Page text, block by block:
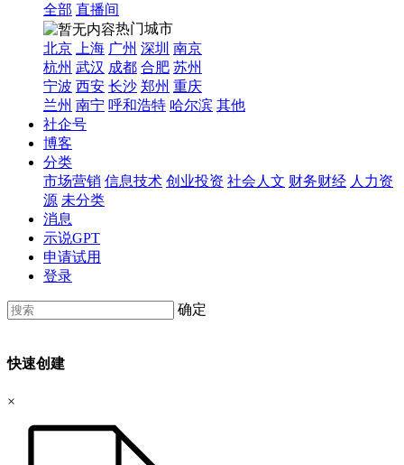
全部 直播间
热门城市
北京
上海 广州 深圳 南京
杭州 武汉 成都 合肥 苏州
宁波 西安 长沙 郑州 重庆
兰州 南宁 呼和浩特 哈尔滨 其他
社企号
博客
分类
市场营销 信息技术 创业投资 社会人文 财务财经 人力资
源 未分类
消息
示说GPT
申请试用
登录
确定
快速创建
×